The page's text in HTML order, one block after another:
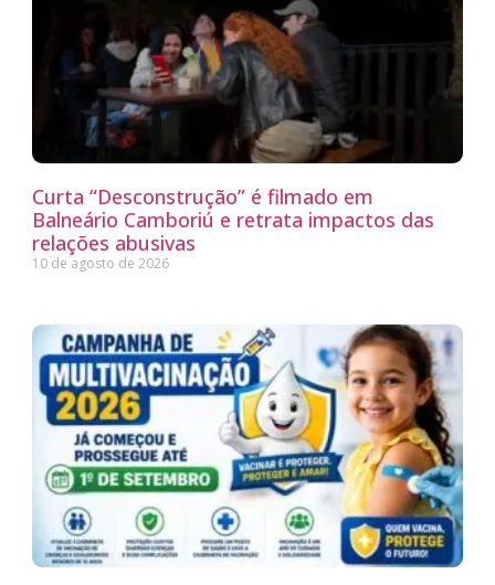
Curta “Desconstrução” é filmado em
Balneário Camboriú e retrata impactos das
relações abusivas
10 de agosto de 2026